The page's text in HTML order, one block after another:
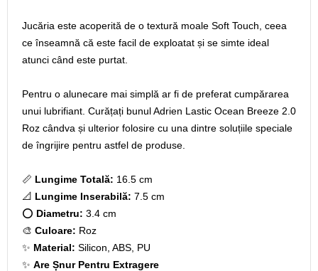
Jucăria este acoperită de o textură moale Soft Touch, ceea
ce înseamnă că este facil de exploatat și se simte ideal
atunci când este purtat.
Pentru o alunecare mai simplă ar fi de preferat cumpărarea
unui lubrifiant. Curățați bunul Adrien Lastic Ocean Breeze 2.0
Roz cândva și ulterior folosire cu una dintre soluțiile speciale
de îngrijire pentru astfel de produse.
📏 Lungime Totală: 16.5 cm
📐 Lungime Inserabilă: 7.5 cm
⭕ Diametru: 3.4 cm
🎨 Culoare: Roz
✨ Material: Silicon, ABS, PU
✨ Are Șnur Pentru Extragere